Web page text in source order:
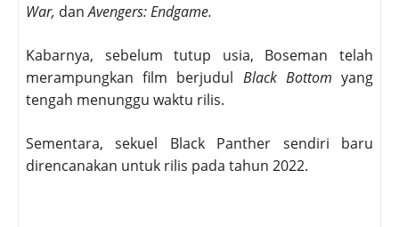
War, danAvengers: Endgame.
Kabarnya, sebelum tutup usia, Boseman telah
merampungkan film berjudul Black Bottom yang
tengah menunggu waktu rilis. ⁣
Sementara, sekuel Black Panther sendiri baru
direncanakan untuk rilis pada tahun 2022.